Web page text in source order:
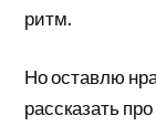
ритм.
Но оставлю
рассказать